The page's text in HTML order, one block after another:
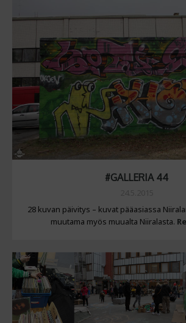
#GALLERIA 44
28 kuvan päivitys – kuvat pääasiassa
muutama myös muualta Niiralasta.